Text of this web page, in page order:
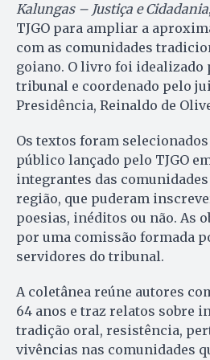
Kalungas – Justiça e Cidadania
TJGO para ampliar a
com as comunidades
goiano. O livro foi idealizado
tribunal e coordenado pelo
Presidência, Reinaldo de
Os textos foram
público lançado pelo TJGO
integrantes das
região, que puderam
poesias, inéditos ou não. As
por uma comissão formada
servidores do tribunal.
A coletânea reúne autores
64 anos e traz relatos sobre
tradição oral, resistência,
vivências nas comunidades